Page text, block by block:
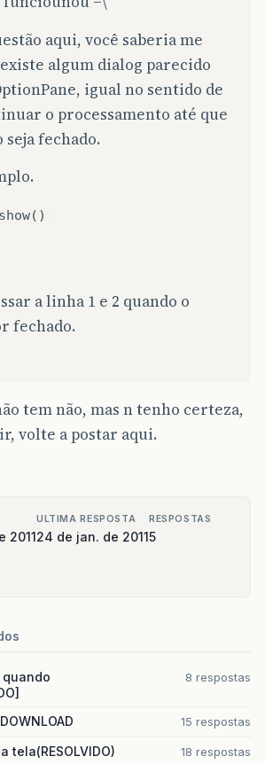
aqui, você saberia me
algum dialog parecido
igual no sentido de
o processamento até que
seja fechado.
a linha 1 e 2 quando o
fechado.
tem não, mas n tenho certeza,
volte a postar aqui.
2011
ULTIMA RESPOSTA
24 de jan. de 2011
RESPOSTAS
5
8 respostas
15 respostas
tela(RESOLVIDO) 18 respostas